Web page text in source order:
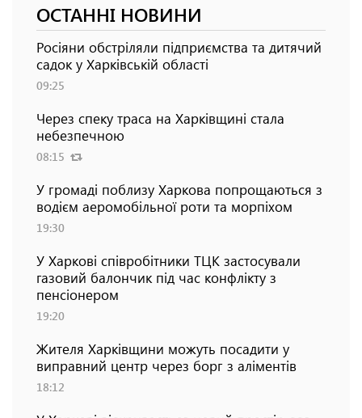
ОСТАННІ НОВИНИ
Росіяни обстріляли підприємства та дитячий
садок у Харківській області
09:25
Через спеку траса на Харківщині стала
небезпечною
08:15
У громаді поблизу Харкова попрощаються з
водієм аеромобільної роти та морпіхом
19:30
У Харкові співробітники ТЦК застосували
газовий балончик під час конфлікту з
пенсіонером
19:20
Жителя Харківщини можуть посадити у
виправний центр через борг з аліментів
18:12